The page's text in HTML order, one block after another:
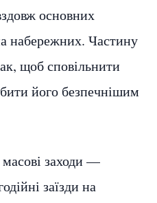
основних
набережних. Частину
щоб сповільнити
його безпечнішим
заходи —
заїзди на